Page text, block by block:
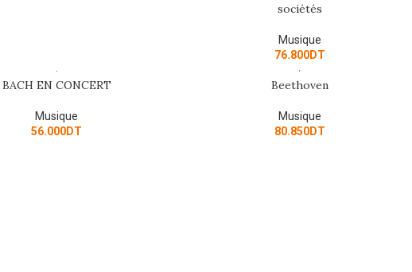
sociétés
Musique
76.800DT
BACH EN CONCERT
Musique
56.000DT
Beethoven
Musique
80.850DT